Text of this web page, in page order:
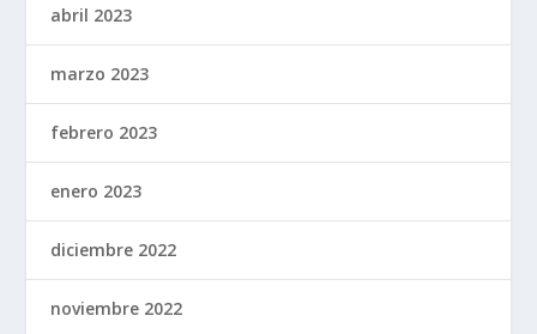
abril 2023
marzo 2023
febrero 2023
enero 2023
diciembre 2022
noviembre 2022